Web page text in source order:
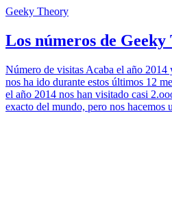
Geeky Theory
Los números de Geeky
Número de visitas Acaba el año 2014
nos ha ido durante estos últimos 12
el año 2014 nos han visitado casi
exacto del mundo, pero nos hacemos